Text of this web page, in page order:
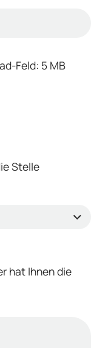
Feld: 5 MB
Stelle
hat Ihnen die